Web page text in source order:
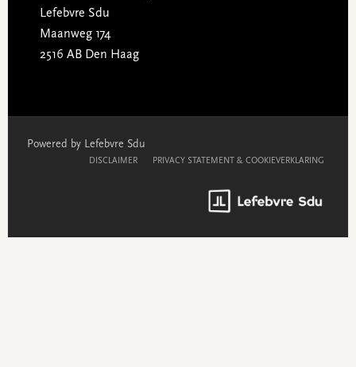
Lefebvre Sdu
Maanweg 174
2516 AB Den Haag
Powered by Lefebvre Sdu
DISCLAIMER PRIVACY STATEMENT & COOKIEVERKLARING